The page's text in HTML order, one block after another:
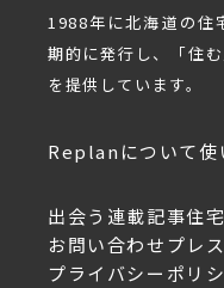
1988年に北海道の住
期的に発行し、「住
を提供しています。
Replanについて使
出会う 連載記事住
お問い合わせ プレ
プライバシーポリ